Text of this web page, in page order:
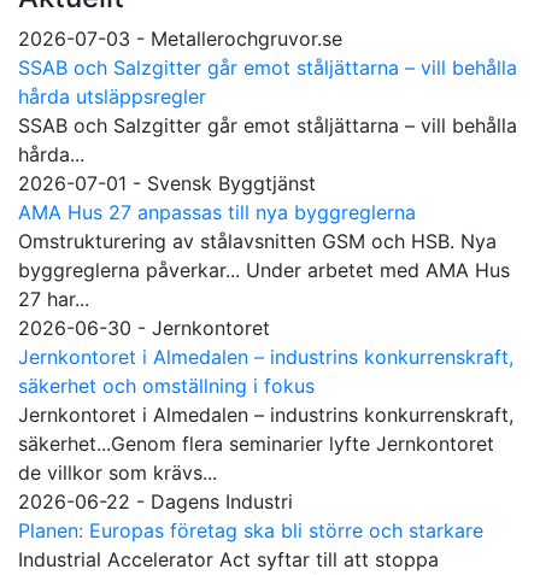
2026-07-03 - Metallerochgruvor.se
SSAB och Salzgitter går emot ståljättarna – vill behålla
hårda utsläppsregler
SSAB och Salzgitter går emot ståljättarna – vill behålla
hårda...
2026-07-01 - Svensk Byggtjänst
AMA Hus 27 anpassas till nya byggreglerna
Omstrukturering av stålavsnitten GSM och HSB. Nya
byggreglerna påverkar... Under arbetet med AMA Hus
27 har...
2026-06-30 - Jernkontoret
Jernkontoret i Almedalen – industrins konkurrenskraft,
säkerhet och omställning i fokus
Jernkontoret i Almedalen – industrins konkurrenskraft,
säkerhet...Genom flera seminarier lyfte Jernkontoret
de villkor som krävs...
2026-06-22 - Dagens Industri
Planen: Europas företag ska bli större och starkare
Industrial Accelerator Act syftar till att stoppa